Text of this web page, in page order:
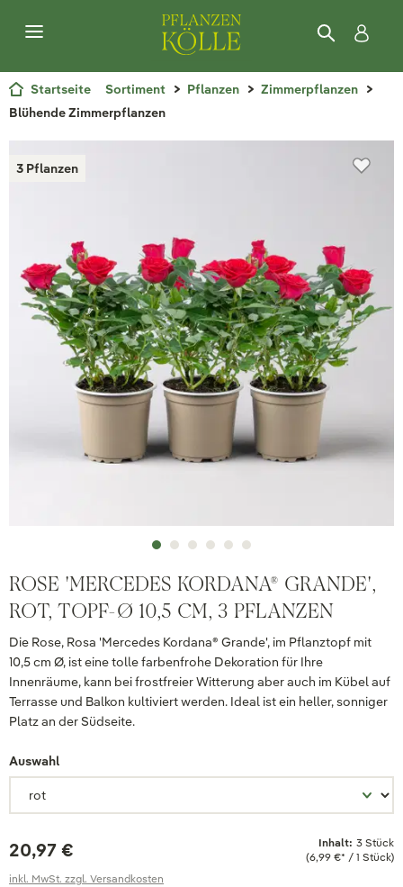
Startseite Sortiment Pflanzen
Zimmerpflanzen
Blühende Zimmerpflanzen
3 Pflanzen
ROSE 'MERCEDES KORDANA® GRANDE',
ROT, TOPF-Ø 10,5 CM, 3 PFLANZEN
Die Rose, Rosa 'Mercedes Kordana® Grande', im Pflanztopf mit
10,5 cm Ø, ist eine tolle farbenfrohe Dekoration für Ihre
Innenräume, kann bei frostfreier Witterung aber auch im Kübel auf
Terrasse und Balkon kultiviert werden. Ideal ist ein heller, sonniger
Platz an der Südseite.
Auswahl
20,97 € Inhalt: 3 Stück
(6,99 €* / 1 Stück)
inkl. MwSt. zzgl. Versandkosten